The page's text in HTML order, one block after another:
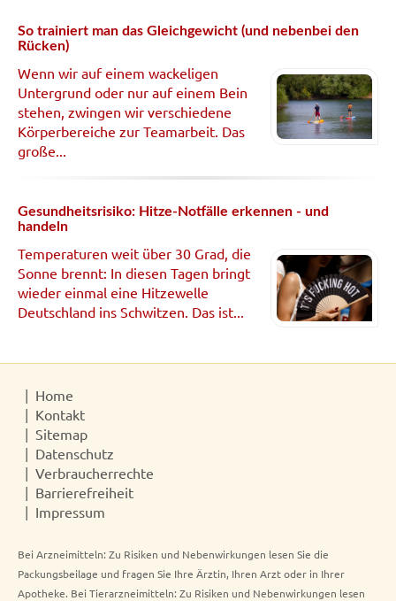
So trainiert man das Gleichgewicht (und nebenbei den
Rücken)
Wenn wir auf einem wackeligen
Untergrund oder nur auf einem Bein
stehen, zwingen wir verschiedene
Körperbereiche zur Teamarbeit. Das
große...
Gesundheitsrisiko: Hitze-Notfälle erkennen - und
handeln
Temperaturen weit über 30 Grad, die
Sonne brennt: In diesen Tagen bringt
wieder einmal eine Hitzewelle
Deutschland ins Schwitzen. Das ist...
Home
Kontakt
Sitemap
Datenschutz
Verbraucherrechte
Barrierefreiheit
Impressum
Bei Arzneimitteln: Zu Risiken und Nebenwirkungen lesen Sie die
Packungsbeilage und fragen Sie Ihre Ärztin, Ihren Arzt oder in Ihrer
Apotheke. Bei Tierarzneimitteln: Zu Risiken und Nebenwirkungen lesen